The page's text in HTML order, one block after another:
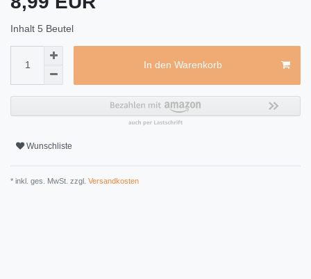
Inhalt 5 Beutel
In den Warenkorb
Wunschliste
* inkl. ges. MwSt. zzgl. Versandkosten